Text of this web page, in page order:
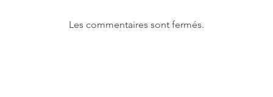
Les commentaires sont fermés.